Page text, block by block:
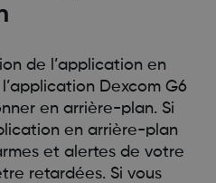
de l’application en
Dexcom G6
en arrière-plan. Si
en arrière-plan
et alertes de votre
retardées. Si vous